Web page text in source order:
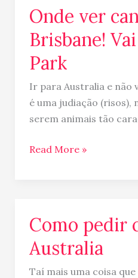
Onde ver
Brisbane!
Park
Ir para Australia e não
é uma judiação (risos),
serem animais tão
Lone
Park
Read More »
Como pedir
Australia
Taí mais uma coisa
Como
café
na